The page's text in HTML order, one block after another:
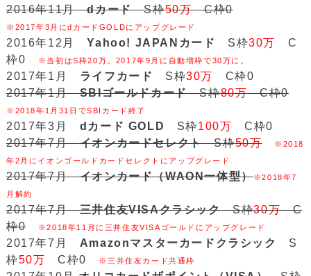
2016年11月dカードS枠50万C枠0
※2017年3月にdカードGOLDにアップグレード
2016年12月Yahoo! JAPANカード S枠30万
C
枠0
※当初はS枠20万。2017年9月に自動増枠で30万に。
2017年1月 ライフカード S枠30万
C枠0
2017年1月SBIゴールドカードS枠80万C枠0
※2018年1月31日でSBIカード終了
2017年3月 dカード GOLD S枠100万 C枠0
2017年7月イオンカードセレクトS枠50万
※2018
年2月にイオンゴールドカードセレクトにアップグレード
2017年7月イオンカード（WAON一体型）※2018年7
月解約
2017年7月三井住友VISAクラシックS枠30万C
枠0
※2018年11月に三井住友VISAゴールドにアップグレード
2017年7月 Amazonマスターカードクラシック
S
枠50万 C枠0 ※三井住友カード共通枠